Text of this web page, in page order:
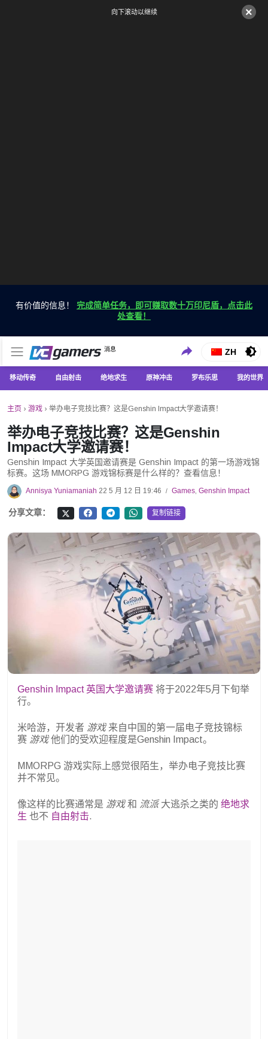
×
向下滚动以继续
有价值的信息！ 完成简单任务，即可赚取数十万印尼盾，点击此
处查看！
VC游戏新闻
消息
仅在 VCGamers 获取最新的游戏新闻
ZH
移动传奇 自由射击 绝地求生 原神冲击 罗布乐思 我的世界
主页 › 游戏 › 举办电子竞技比赛？这是Genshin Impact大学邀请赛！
举办电子竞技比赛？这是Genshin
Impact大学邀请赛！
Genshin Impact 大学英国邀请赛是 Genshin Impact 的第一场游戏锦
标赛。这场 MMORPG 游戏锦标赛是什么样的？查看信息！
Annisya Yuniamaniah 22 5 月 12 日 19:46 / Games, Genshin Impact
分享文章： 复制链接
Genshin Impact 英国大学邀请赛 将于2022年5月下旬举
行。
米哈游，开发者 游戏来自中国的第一届电子竞技锦标
赛 游戏他们的受欢迎程度是Genshin Impact。
MMORPG 游戏实际上感觉很陌生，举办电子竞技比赛
并不常见。
像这样的比赛通常是 游戏和 流派 大逃杀之类的 绝地求
生 也不 自由射击.